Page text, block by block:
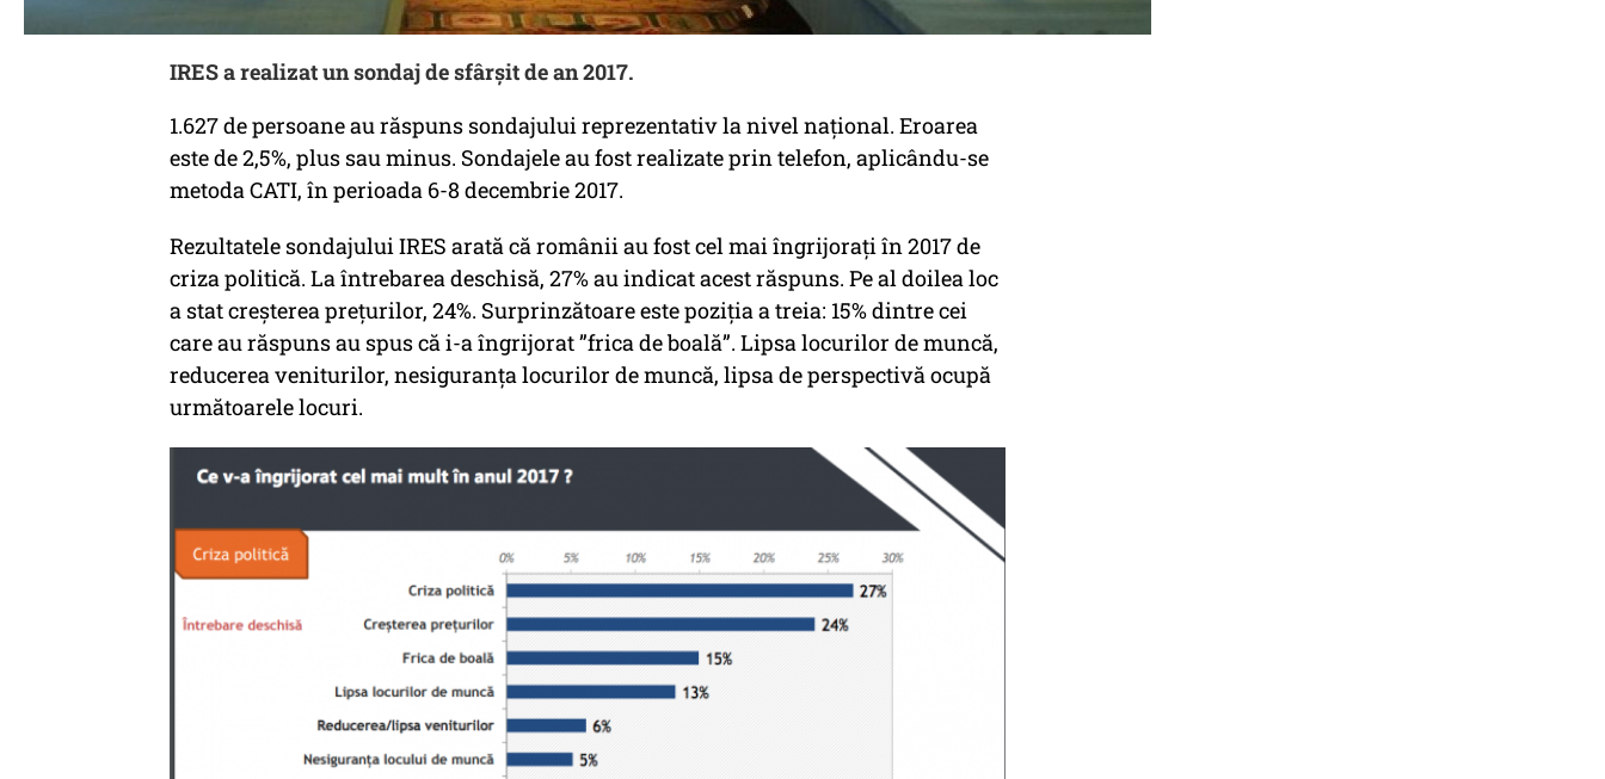
IRES a realizat un sondaj de sfârșit de an 2017.
1.627 de persoane au răspuns sondajului reprezentativ la nivel național. Eroarea
este de 2,5%, plus sau minus. Sondajele au fost realizate prin telefon, aplicându-se
metoda CATI, în perioada 6-8 decembrie 2017.
Rezultatele sondajului IRES arată că românii au fost cel mai îngrijorați în 2017 de
criza politică. La întrebarea deschisă, 27% au indicat acest răspuns. Pe al doilea loc
a stat creșterea prețurilor, 24%. Surprinzătoare este poziția a treia: 15% dintre cei
care au răspuns au spus că i-a îngrijorat ”frica de boală”. Lipsa locurilor de muncă,
reducerea veniturilor, nesiguranța locurilor de muncă, lipsa de perspectivă ocupă
următoarele locuri.